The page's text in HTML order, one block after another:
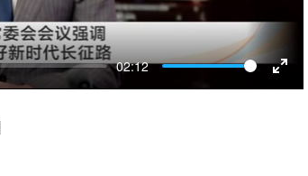
02:12
Enter